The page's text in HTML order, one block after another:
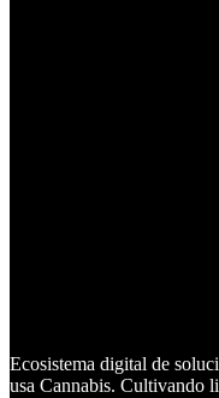
Ecosistema digital de
usa Cannabis. Cultivando